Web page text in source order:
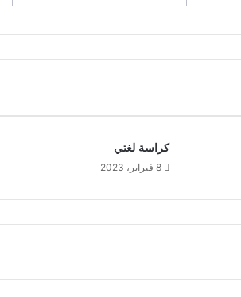
كراسة لغتي
8 فبراير، 2023